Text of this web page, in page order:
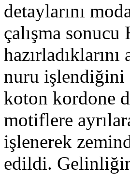
detaylarını
çalışma
nuru
koton kordone
motiflere
işlenerek
edildi.